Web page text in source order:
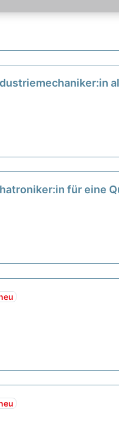
für eine